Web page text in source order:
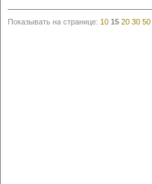
Показывать на странице: 10 15 20 30 50